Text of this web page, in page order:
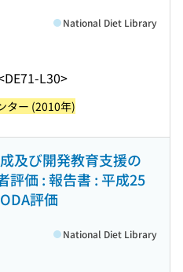
L30>
National Diet Library
ター (2010年)
及び開発教育支援の
評価 : 報告書 : 平成25
評価
National Diet Library